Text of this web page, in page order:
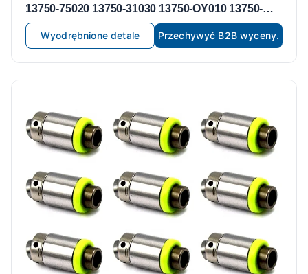
13750-75020 13750-31030 13750-OY010 13750-
0V030 są odpowiednie do popychaczy zaworów
Toyota Lexus
Wyodrębnione detale Przechywyć B2B wyceny.